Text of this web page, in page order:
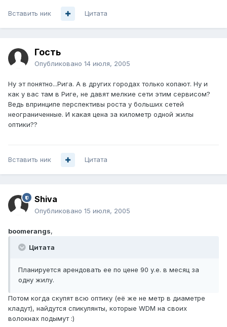
Вставить ник Цитата
Гость
Опубликовано 14 июля, 2005
Ну эт понятно...Рига. А в других городах только копают. Ну и
как у вас там в Риге, не давят мелкие сети этим сервисом?
Ведь впринципе перспективы роста у больших сетей
неограниченные. И какая цена за километр одной жилы
оптики??
Вставить ник Цитата
Shiva
Опубликовано 15 июля, 2005
boomerangs,
Цитата
Планируется арендовать ее по цене 90 у.е. в месяц за
одну жилу.
Потом когда скупят всю оптику (её же не метр в диаметре
кладут), найдутся спикулянты, которые WDM на своих
волокнах подымут :)